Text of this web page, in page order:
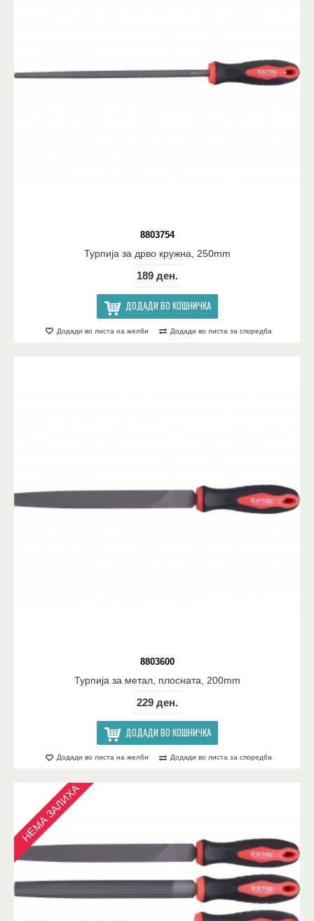
8803754
Турпија за дрво кружна, 250mm
189 ден.
ДОДАДИ ВО КОШНИЧКА
Додади во листа на желби Додади во листа за споредба
8803600
Турпија за метал, плосната, 200mm
229 ден.
ДОДАДИ ВО КОШНИЧКА
Додади во листа на желби Додади во листа за споредба
НЕМА ЗАЛИХА